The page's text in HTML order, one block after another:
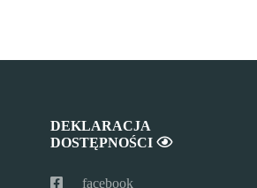
DEKLARACJA
DOSTĘPNOŚCI
facebook